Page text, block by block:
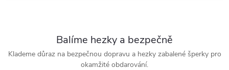
Balíme hezky a bezpečně
Klademe důraz na bezpečnou dopravu a hezky zabalené šperky pro
okamžité obdarování.